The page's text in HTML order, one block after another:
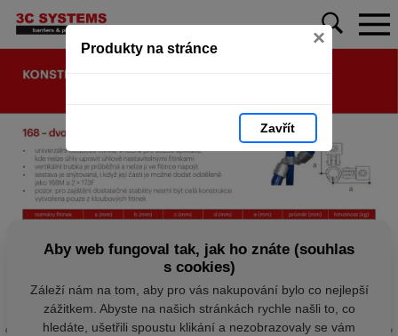
Produkty na stránce ×
Zavřít
Aby web fungoval tak, jak ho znáte (souhlas
s cookies)
Záleží nám na tom, aby pro vás nakupování bylo co nejlepší
zážitkem. Abyste na našich stránkách rychle našli to, co
hledáte, ušetřili spoustu klikání a nezobrazovaly se vám